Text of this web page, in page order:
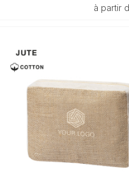
à partir